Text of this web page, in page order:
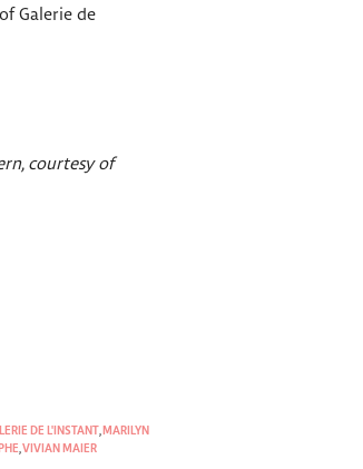
Galerie de
courtesy of
DE L'INSTANT
MARILYN
VIVIAN MAIER